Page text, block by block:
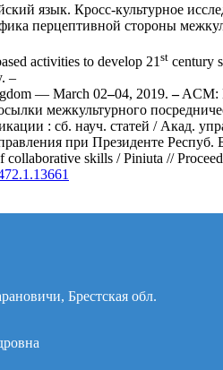
язык. Кросс-культурное
перцептивной стороны
activities to develop 21 st century
–
— March 02–04, 2019. –ACM:
межкультурного
: сб. науч. статей / Акад.
при Президенте
collaborative skills / Piniuta //
Брестская обл.